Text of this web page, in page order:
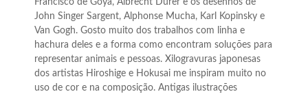
Francisco de Goya, Albrecht Durer e os desenhos de
John Singer Sargent, Alphonse Mucha, Karl Kopinsky e
Van Gogh. Gosto muito dos trabalhos com linha e
hachura deles e a forma como encontram soluções para
representar animais e pessoas. Xilogravuras japonesas
dos artistas Hiroshige e Hokusai me inspiram muito no
uso de cor e na composição. Antigas ilustrações